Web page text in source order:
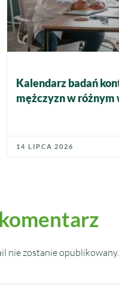
Kalendarz badań
mężczyzn w różnym
14 LIPCA 2026
nie zostanie opublikowany.